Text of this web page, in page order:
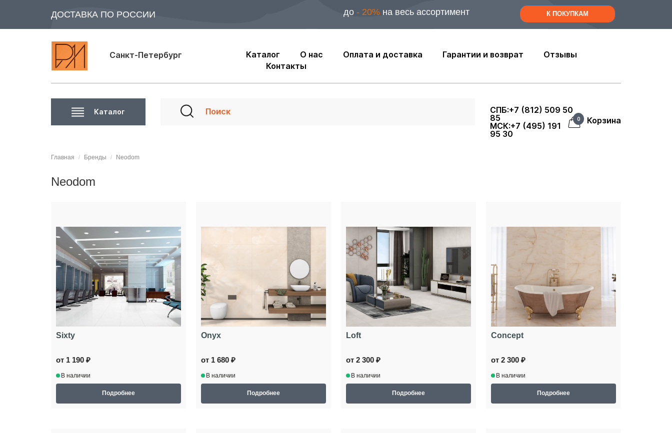
ДОСТАВКА ПО РОССИИ до - 20% на весь ассортимент К ПОКУПКАМ
Санкт-Петербург Каталог О нас Оплата и доставка Гарантии и возврат
Отзывы
Контакты
Каталог
СПБ:+7 (812) 509 50
85
МСК:+7 (495) 191
95 30
0 Корзина
Главная Бренды Neodom
Neodom
Sixty
от 1 190 ₽
В наличии
Подробнее
Onyx
от 1 680 ₽
В наличии
Подробнее
Loft
от 2 300 ₽
В наличии
Подробнее
Concept
от 2 300 ₽
В наличии
Подробнее